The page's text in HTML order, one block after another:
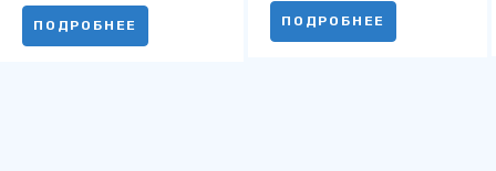
ПОДРОБНЕЕ ПОДРОБНЕЕ